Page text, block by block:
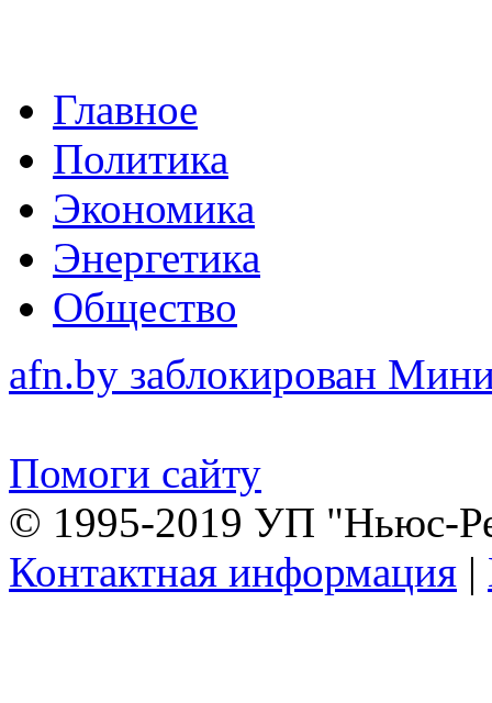
Главное
Политика
Экономика
Энергетика
Общество
afn.by заблокирован
Помоги сайту
© 1995-2019 УП "Ньюс-
Контактная информация |